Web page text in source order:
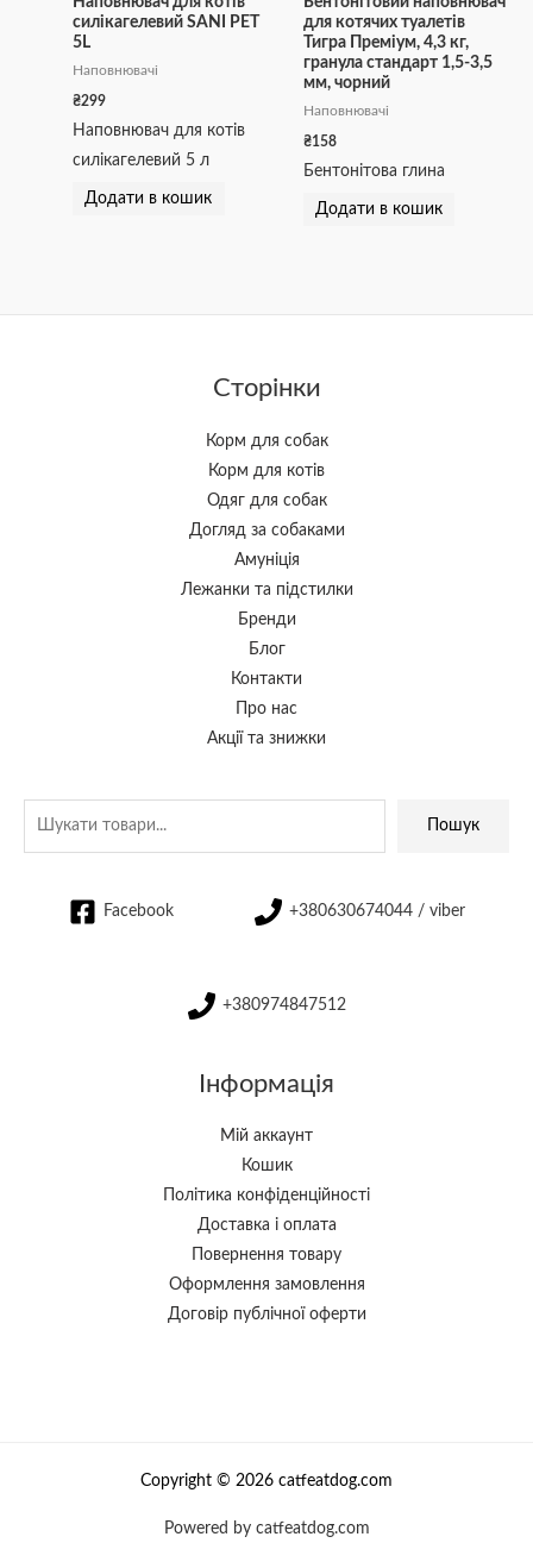
силікагелевий SANI PET
5L
Наповнювачі
₴299
Наповнювач для котів
силікагелевий 5 л
Додати в кошик
для котячих туалетів
Тигра Преміум, 4,3 кг,
гранула стандарт 1,5-3,5
мм, чорний
Наповнювачі
₴158
Бентонітова глина
Додати в кошик
Сторінки
Корм для собак
Корм для котів
Одяг для собак
Догляд за собаками
Амуніція
Лежанки та підстилки
Бренди
Блог
Контакти
Про нас
Акції та знижки
Пошук
Facebook +380630674044 / viber
+380974847512
Інформація
Мій аккаунт
Кошик
Політика конфіденційності
Доставка і оплата
Повернення товару
Оформлення замовлення
Договір публічної оферти
Copyright © 2026 catfeatdog.com
Powered by catfeatdog.com